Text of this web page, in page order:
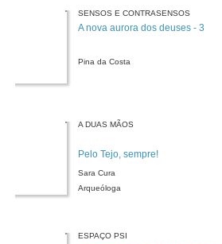
SENSOS E CONTRASENSOS
A nova aurora dos deuses - 3
Pina da Costa
A DUAS MÃOS
Pelo Tejo, sempre!
Sara Cura
Arqueóloga
ESPAÇO PSI